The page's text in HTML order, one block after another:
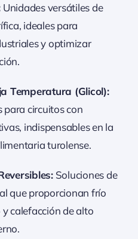
Unidades versátiles de
ideales para
y optimizar
Temperatura (Glicol):
para circuitos con
indispensables en la
turolense.
Soluciones de
que proporcionan frío
calefacción de alto